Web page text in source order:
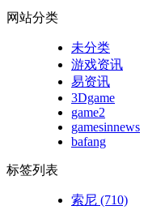
网站分类
未分类
游戏资讯
易资讯
3Dgame
game2
gamesinnews
bafang
标签列表
索尼 (710)